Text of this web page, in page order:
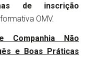
de inscrição
OMV.
Companhia Não
e Boas Práticas